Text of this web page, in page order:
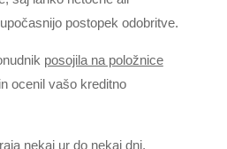
postopek odobritve.
posojila na položnice
ocenil vašo kreditno
nekaj ur do nekaj dni,